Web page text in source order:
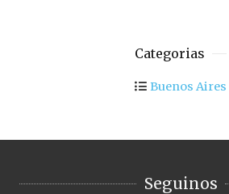
Categorias
Buenos Aires
Seguinos